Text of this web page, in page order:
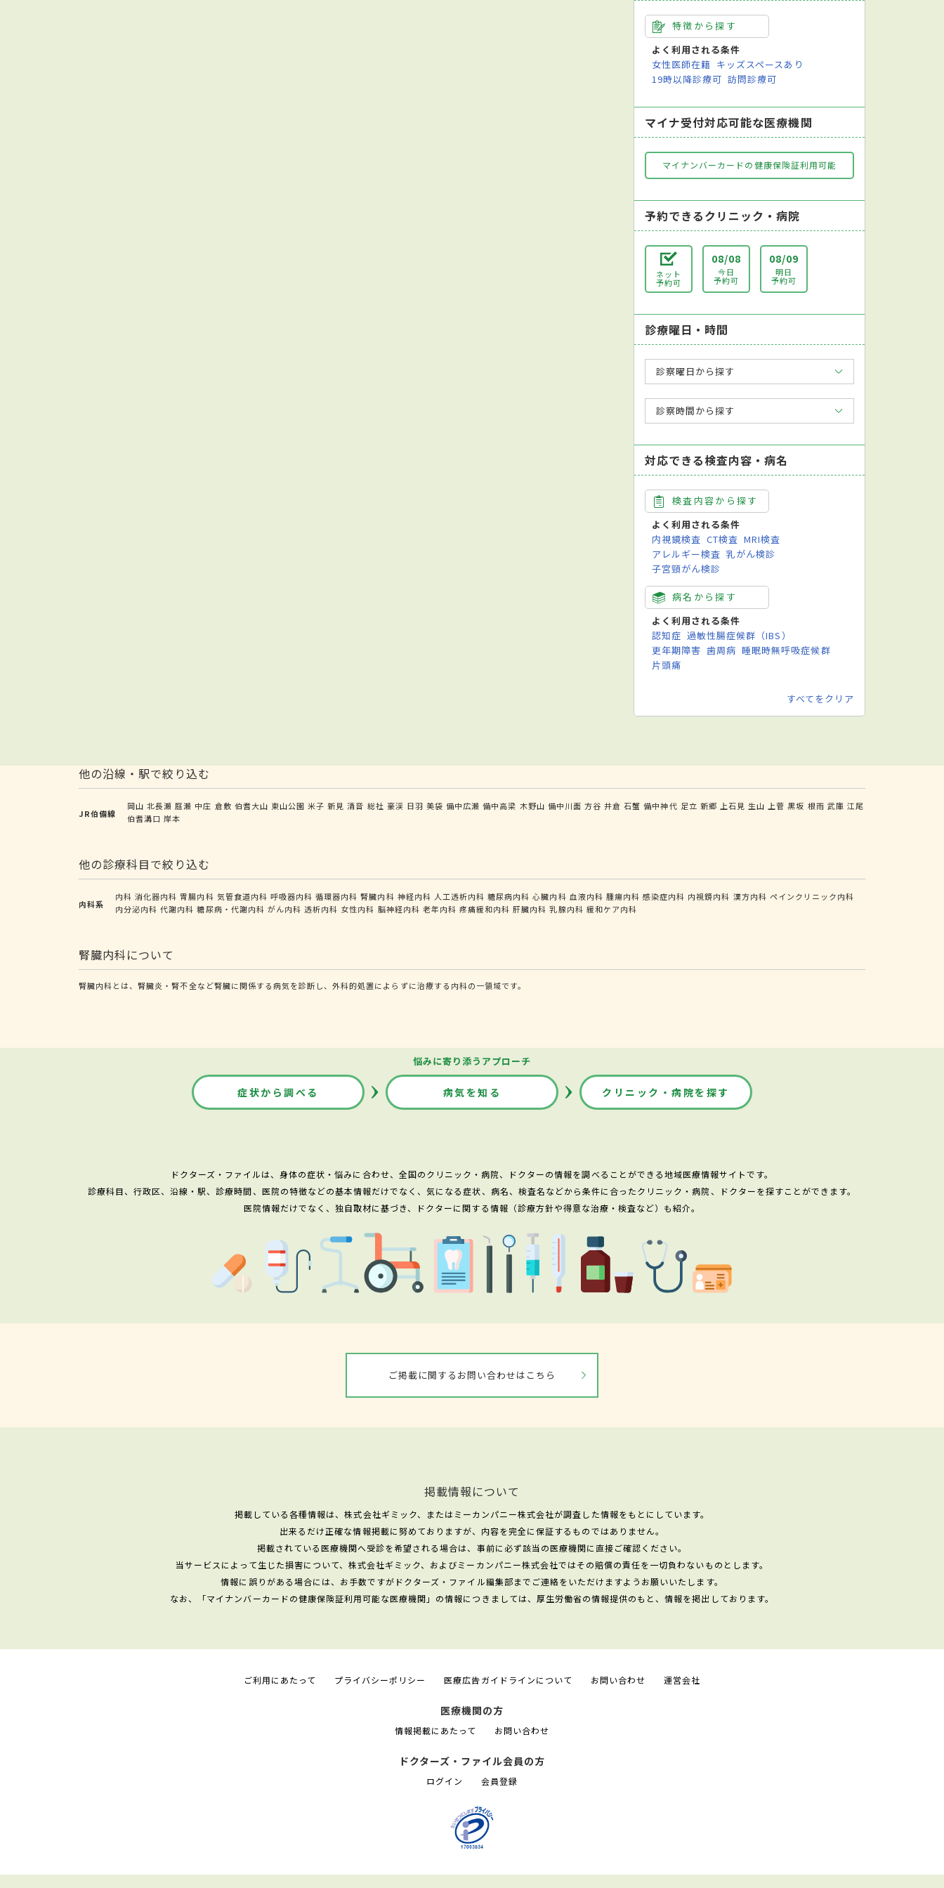
特徴から探す
よく利用される条件
女性医師在籍 キッズスペースあり
19時以降診療可 訪問診療可
マイナ受付対応可能な医療機関
マイナンバーカードの健康保険証利用可能
予約できるクリニック・病院
ネット
予約可
08/08
今日
予約可
08/09
明日
予約可
診療曜日・時間
診察曜日から探す
診察時間から探す
対応できる検査内容・病名
検査内容から探す
よく利用される条件
内視鏡検査 CT検査 MRI検査
アレルギー検査 乳がん検診
子宮頸がん検診
病名から探す
よく利用される条件
認知症 過敏性腸症候群（IBS）
更年期障害 歯周病 睡眠時無呼吸症候群
片頭痛
すべてをクリア
他の沿線・駅で絞り込む
JR伯備線
岡山 北長瀬 庭瀬 中庄 倉敷 伯耆大山 東山公園 米子 新見 清音 総社 豪渓 日羽 美袋 備中広瀬 備中高梁 木野山 備中川面 方谷 井倉 石蟹 備中神代 足立 新郷 上石見 生山 上菅 黒坂 根雨 武庫 江尾
伯耆溝口 岸本
他の診療科目で絞り込む
内科系
内科 消化器内科 胃腸内科 気管食道内科 呼吸器内科 循環器内科 腎臓内科 神経内科 人工透析内科 糖尿病内科 心臓内科 血液内科 腫瘍内科 感染症内科 内視鏡内科 漢方内科 ペインクリニック内科
内分泌内科 代謝内科 糖尿病・代謝内科 がん内科 透析内科 女性内科 脳神経内科 老年内科 疼痛緩和内科 肝臓内科 乳腺内科 緩和ケア内科
腎臓内科について
腎臓内科とは、腎臓炎・腎不全など腎臓に関係する病気を診断し、外科的処置によらずに治療する内科の一領域です。
悩みに寄り添うアプローチ
症状から調べる 病気を知る クリニック・病院を探す
ドクターズ・ファイルは、身体の症状・悩みに合わせ、全国のクリニック・病院、ドクターの情報を調べることができる地域医療情報サイトです。
診療科目、行政区、沿線・駅、診療時間、医院の特徴などの基本情報だけでなく、気になる症状、病名、検査名などから条件に合ったクリニック・病院、ドクターを探すことができます。
医院情報だけでなく、独自取材に基づき、ドクターに関する情報（診療方針や得意な治療・検査など）も紹介。
ご掲載に関するお問い合わせはこちら
掲載情報について
掲載している各種情報は、株式会社ギミック、またはミーカンパニー株式会社が調査した情報をもとにしています。
出来るだけ正確な情報掲載に努めておりますが、内容を完全に保証するものではありません。
掲載されている医療機関へ受診を希望される場合は、事前に必ず該当の医療機関に直接ご確認ください。
当サービスによって生じた損害について、株式会社ギミック、およびミーカンパニー株式会社ではその賠償の責任を一切負わないものとします。
情報に誤りがある場合には、お手数ですがドクターズ・ファイル編集部までご連絡をいただけますようお願いいたします。
なお、「マイナンバーカードの健康保険証利用可能な医療機関」の情報につきましては、厚生労働省の情報提供のもと、情報を掲出しております。
ご利用にあたって プライバシーポリシー 医療広告ガイドラインについて お問い合わせ 運営会社
医療機関の方
情報掲載にあたって お問い合わせ
ドクターズ・ファイル会員の方
ログイン 会員登録